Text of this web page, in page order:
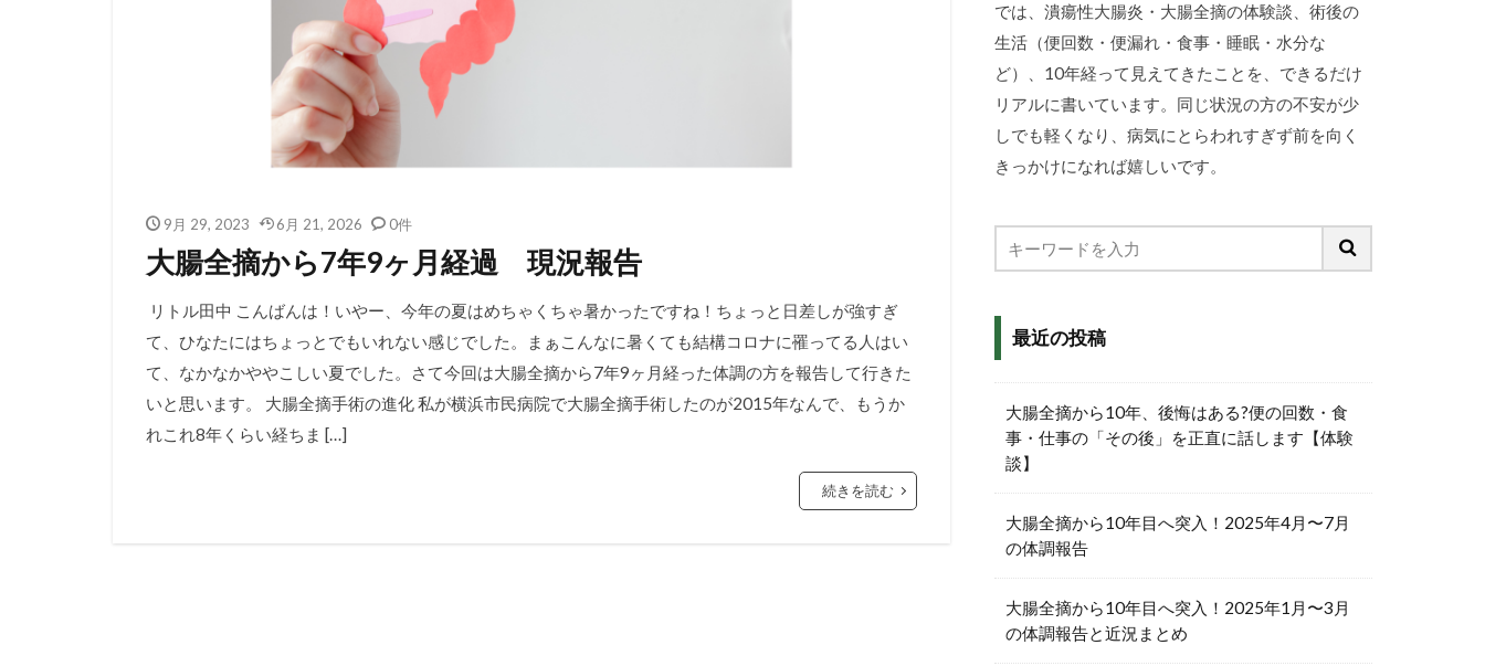
9月 29, 2023 6月 21, 2026 0件
大腸全摘から7年9ヶ月経過 現況報告
リトル田中 こんばんは！いやー、今年の夏はめちゃくちゃ暑かったですね！ちょっと日差しが強すぎ
て、ひなたにはちょっとでもいれない感じでした。まぁこんなに暑くても結構コロナに罹ってる人はい
て、なかなかややこしい夏でした。さて今回は大腸全摘から7年9ヶ月経った体調の方を報告して行きた
いと思います。 大腸全摘手術の進化 私が横浜市民病院で大腸全摘手術したのが2015年なんで、もうか
れこれ8年くらい経ちま […]
続きを読む
では、潰瘍性大腸炎・大腸全摘の体験談、術後の
生活（便回数・便漏れ・食事・睡眠・水分な
ど）、10年経って見えてきたことを、できるだけ
リアルに書いています。同じ状況の方の不安が少
しでも軽くなり、病気にとらわれすぎず前を向く
きっかけになれば嬉しいです。
最近の投稿
大腸全摘から10年、後悔はある?便の回数・食
事・仕事の「その後」を正直に話します【体験
談】
大腸全摘から10年目へ突入！2025年4月〜7月
の体調報告
大腸全摘から10年目へ突入！2025年1月〜3月
の体調報告と近況まとめ